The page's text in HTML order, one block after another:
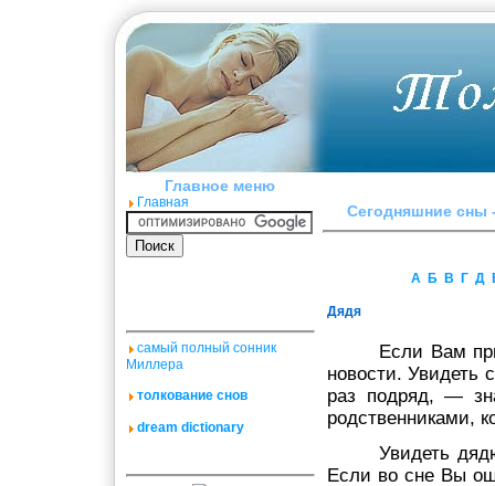
Главное меню
Главная
самый полный сонник
Миллера
толкование снов
dream dictionary
Сегодняшние сны
А Б В Г Д
Дядя
Если Вам
новости. Увидеть
раз подряд, —
родствен­никами,
Увидеть
Если во сне Вы